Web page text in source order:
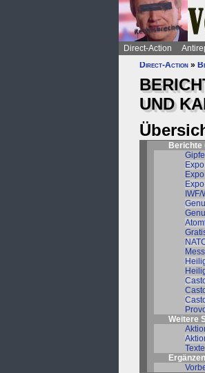
Direct-Action
Direct-Action »
UND
Berichte
Weitere